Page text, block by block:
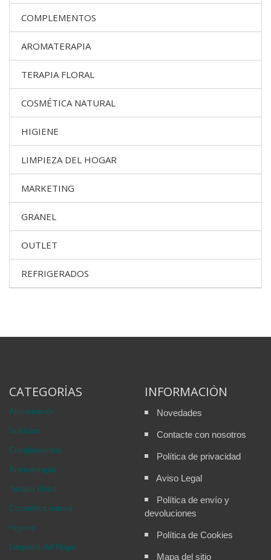
COMPLEMENTOS
AROMATERAPIA
TERAPIA FLORAL
COSMÉTICA NATURAL
HIGIENE
LIMPIEZA DEL HOGAR
MARKETING
GRANEL
OUTLET
REFRIGERADOS
CATEGORÍAS
Alimentación
Nutricion
Complementos
Aromaterapia
Terapia Floral
Cosmética natural
Higiene
Limpieza del Hogar
INFORMACIÓN
Novedades
Contacte con nosotros
Política de privacidad
Aviso Legal
Política de envío y
devoluciones
Política de Cookies
Mapa del sitio